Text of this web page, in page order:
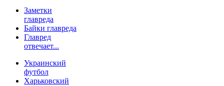
Заметки
главреда
Байки главреда
Главред
отвечает...
Украинский
футбол
Харьковский